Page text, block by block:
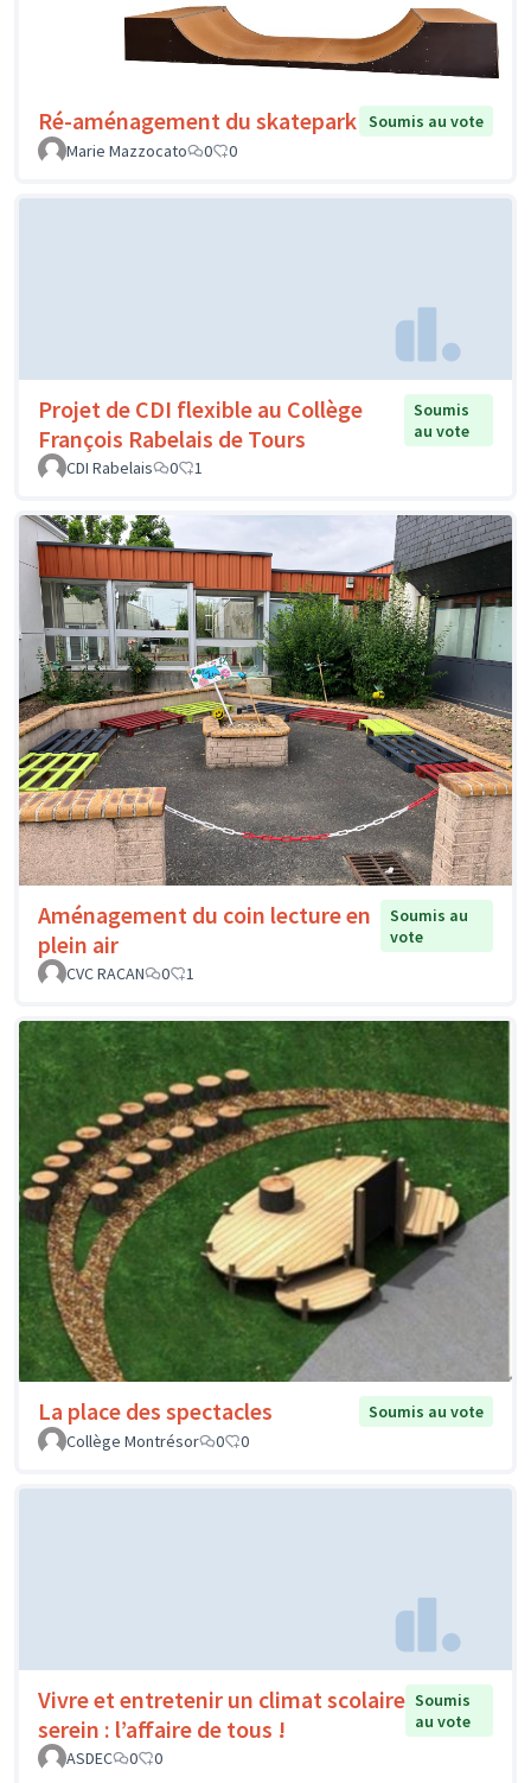
Ré-aménagement du skatepark Soumis au vote
Marie Mazzocato
0 0
Projet de CDI flexible au Collège
François Rabelais de Tours
Soumis
au vote
CDI Rabelais
0 1
Aménagement du coin lecture en
plein air
Soumis au
vote
CVC RACAN
0 1
La place des spectacles
Soumis au vote
Collège Montrésor
0 0
Vivre et entretenir un climat scolaire
serein : l’affaire de tous !
Soumis
au vote
ASDEC
0 0